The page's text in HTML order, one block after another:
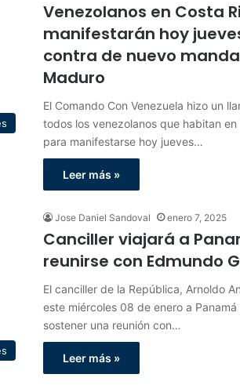
Venezolanos en Costa
manifestarán hoy
contra de nuevo
Maduro
El Comando Con Venezuela hizo un
todos los venezolanos que habitan en
para manifestarse hoy jueves…
Leer más »
Jose Daniel Sandoval enero 7, 2025
Canciller viajará a
reunirse con Edmundo
El canciller de la República, Arnoldo
este miércoles 08 de enero a Panamá
sostener una reunión con…
Leer más »